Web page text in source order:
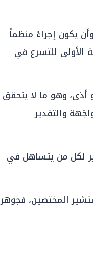
يكون إجراءً منظماً
الأولى للتسرع في
أذى، وهو ما لا يتحقق
والتقدير
لكل من يتساهل في
المختصين، فجوهر